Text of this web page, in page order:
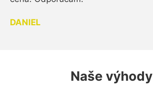
DANIEL
Naše výhody